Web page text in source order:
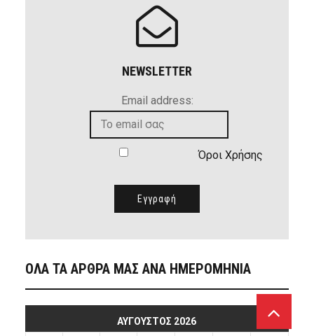
NEWSLETTER
Email address:
Όροι Χρήσης
ΟΛΑ ΤΑ ΑΡΘΡΑ ΜΑΣ ΑΝΑ ΗΜΕΡΟΜΗΝΙΑ
ΑΎΓΟΥΣΤΟΣ 2026